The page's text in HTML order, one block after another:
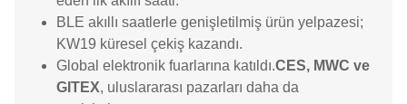
BLE akıllı saatlerle genişletilmiş ürün yelpazesi;
KW19 küresel çekiş kazandı.
Global elektronik fuarlarına katıldı.CES, MWC ve
GITEX, uluslararası pazarları daha da